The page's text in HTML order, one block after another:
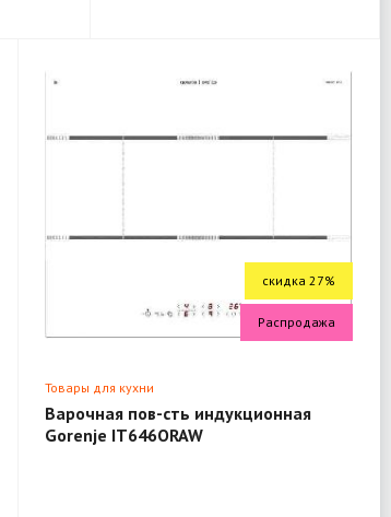
скидка 27%
Распродажа
Товары для кухни
Варочная пов-сть индукционная
Gorenje IT646ORAW